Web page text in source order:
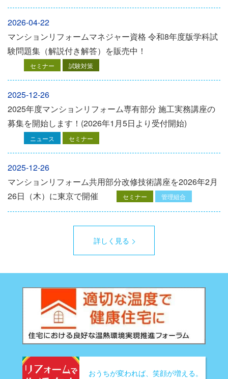
2026-04-22
マンションリフォームマネジャー資格 令和8年度版学科試
験問題集（解説付き解答）を販売中！
セミナー 試験対策
2025-12-26
2025年度マンションリフォーム専有部分 施工実務講座の
募集を開始します！(2026年1月5日より受付開始)
ニュース セミナー
2025-12-26
マンションリフォーム共用部分改修技術講座を2026年2月
26日（木）に東京で開催
セミナー 管理組合
詳しく見る
おうちが変われば、笑顔が増える。